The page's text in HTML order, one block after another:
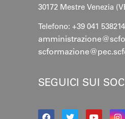
30172 Mestre Venezia
Telefono: +39 041
SEGUICI SUI